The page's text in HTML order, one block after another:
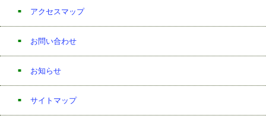
アクセスマップ
お問い合わせ
お知らせ
サイトマップ